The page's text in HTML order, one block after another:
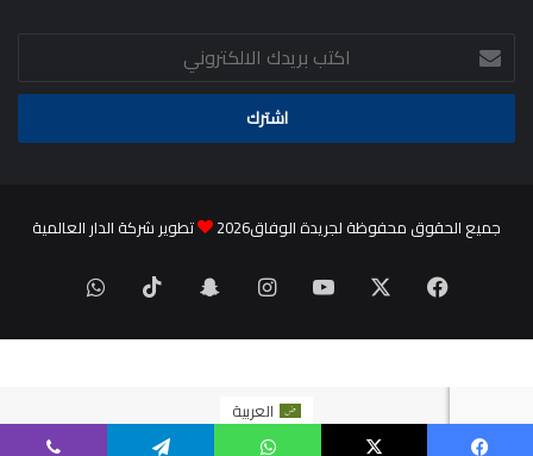
اكتب
بريدك
الالكتروني
جميع الحقوق محفوظة لجريدة الوفاق2026 تطوير شركة الدار العالمية
فيسبوك ‫YouTubeانستقرامسناب
تشات
‫TikTokواتساب
العربية